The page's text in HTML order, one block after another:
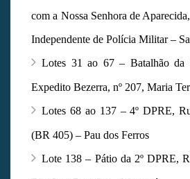
com a Nossa Senhora de
Independente de Polícia Militar –
Lotes 31 ao 67 – Batalhão da
Expedito Bezerra, nº 207, Maria
Lotes 68 ao 137 – 4º DPRE,
(BR 405) – Pau dos Ferros
Lote 138 – Pátio da 2º DPRE,